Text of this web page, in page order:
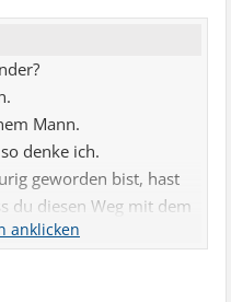
Mann.
denke ich.
geworden bist, hast
du diesen Weg mit dem